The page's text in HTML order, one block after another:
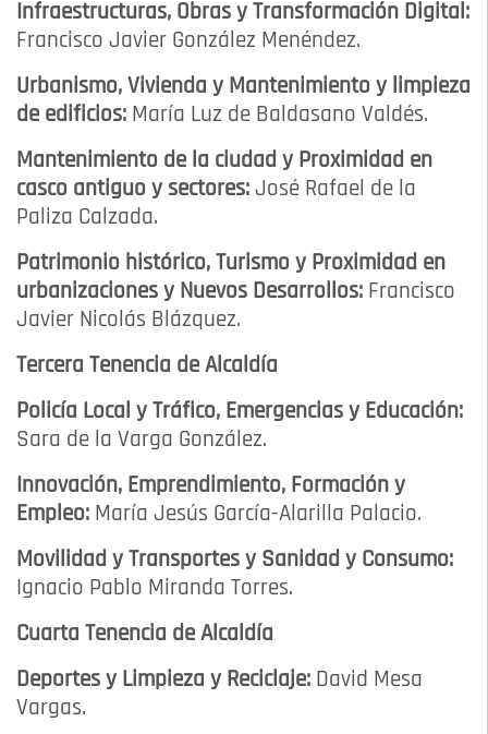
Infraestructuras, Obras y Transformación Digital:
Francisco Javier González Menéndez.
Urbanismo, Vivienda y Mantenimiento y limpieza
de edificios: María Luz de Baldasano Valdés.
Mantenimiento de la ciudad y Proximidad en
casco antiguo y sectores: José Rafael de la
Paliza Calzada.
Patrimonio histórico, Turismo y Proximidad en
urbanizaciones y Nuevos Desarrollos: Francisco
Javier Nicolás Blázquez.
Tercera Tenencia de Alcaldía
Policía Local y Tráfico, Emergencias y Educación:
Sara de la Varga González.
Innovación, Emprendimiento, Formación y
Empleo: María Jesús García-Alarilla Palacio.
Movilidad y Transportes y Sanidad y Consumo:
Ignacio Pablo Miranda Torres.
Cuarta Tenencia de Alcaldía
Deportes y Limpieza y Reciclaje: David Mesa
Vargas.